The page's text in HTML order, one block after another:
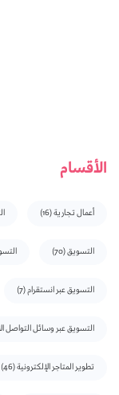
الأقسام
أعمال تجارية(16)
التسويق(70)
التسويق عبر انستقرام(7)
التسويق عبر وسائل التواصل
تطوير المتاجر الإلكترونية(46)